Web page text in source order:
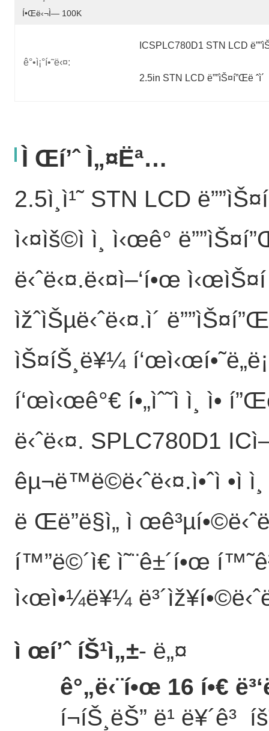
Í•œë‹¬ì— 100K
ê°•ì¡°í•˜ë‹¤:
ICSPLC780D1 STN LCD
2.5in STN LCD ë””ìŠ¤í”Œë ˆì´
Ì Œí’ˆ Ì„¤ëª…
2.5ì¸ì¹˜ STN LCD
ì‹¤ìš©ì ì¸ ì‹œê°
ë‹ˆë‹¤.ë‹¤ì–‘í•œ
ìžˆìŠµë‹ˆë‹¤.ì´
ìŠ¤íŠ¸ë¥¼ í‘œì‹œí•˜ë„ë¡
í‘œì‹œê°€ í•„ìˆ˜ì ì¸ ì•
ë‹ˆë‹¤. SPLC780D1
êµ¬ë™ë©ë‹ˆë‹¤.ì•ˆì •ì
ë Œë”ë§ì„ ì
í™”ë©´ì€ ì˜¨ê±´í•œ
ì‹œì•¼ë¥¼
ì œí’ˆ íŠ¹ì„±- ë„¤
ê°„ë‹¨í•œ 16 í•€
í¬íŠ¸ëŠ” ë¹ ë¥´ê³